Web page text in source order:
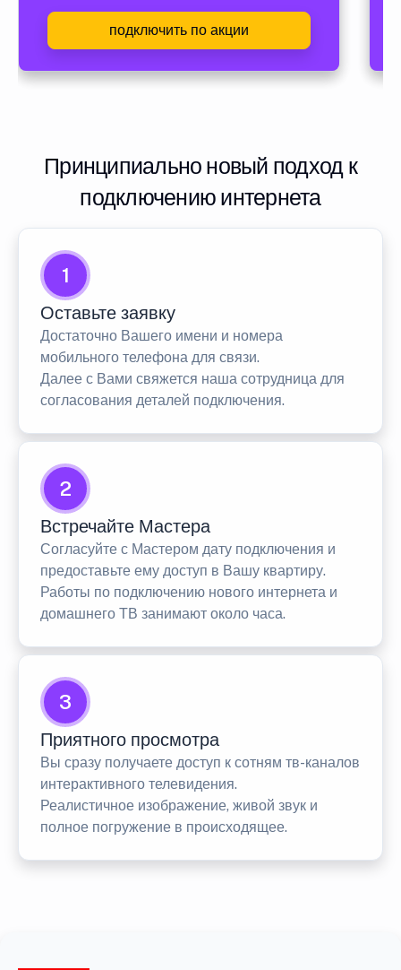
подключить по акции
Принципиально новый подход к
подключению интернета
1
Оставьте заявку
Достаточно Вашего имени и номера
мобильного телефона для связи.
Далее с Вами свяжется наша сотрудница для
согласования деталей подключения.
2
Встречайте Мастера
Согласуйте с Мастером дату подключения и
предоставьте ему доступ в Вашу квартиру.
Работы по подключению нового интернета и
домашнего ТВ занимают около часа.
3
Приятного просмотра
Вы сразу получаете доступ к сотням тв-каналов
интерактивного телевидения.
Реалистичное изображение, живой звук и
полное погружение в происходящее.